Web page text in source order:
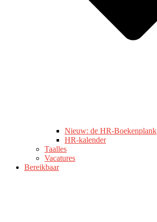
Nieuw: de HR-Boekenplank
HR-kalender
Taalles
Vacatures
Bereikbaar